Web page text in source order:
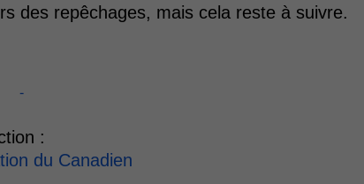
des repêchages, mais cela reste à suivre.
-
:
du Canadien